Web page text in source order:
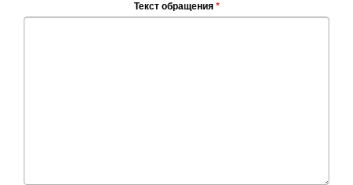
Текст обращения *